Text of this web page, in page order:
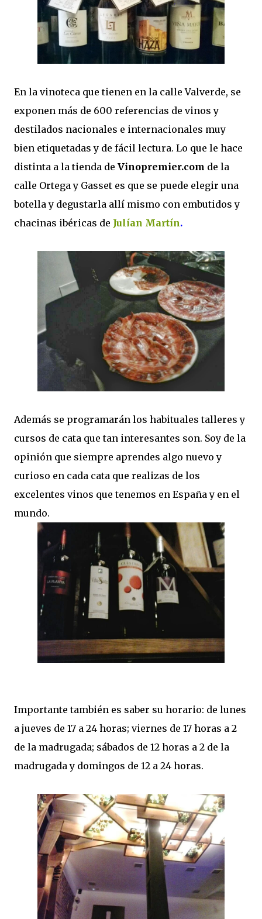
En la vinoteca que tienen en la calle Valverde, se
exponen más de 600 referencias de vinos y
destilados nacionales e internacionales muy
bien etiquetadas y de fácil lectura. Lo que le hace
distinta a la tienda de Vinopremier.com de la
calle Ortega y Gasset es que se puede elegir una
botella y degustarla allí mismo con embutidos y
chacinas ibéricas de Julían Martín.
Además se programarán los habituales talleres y
cursos de cata que tan interesantes son. Soy de la
opinión que siempre aprendes algo nuevo y
curioso en cada cata que realizas de los
excelentes vinos que tenemos en España y en el
mundo.
Importante también es saber su horario: de lunes
a jueves de 17 a 24 horas; viernes de 17 horas a 2
de la madrugada; sábados de 12 horas a 2 de la
madrugada y domingos de 12 a 24 horas.